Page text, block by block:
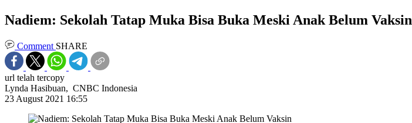
Nadiem: Sekolah Tatap Muka Bisa Buka Meski Anak Belum Vaksin
Comment SHARE
url telah tercopy
Lynda Hasibuan, CNBC Indonesia
23 August 2021 16:55